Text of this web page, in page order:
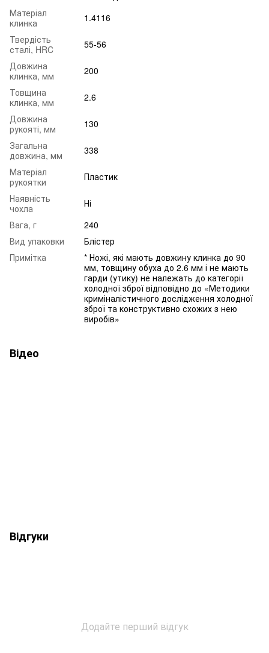
Матеріал
клинка
1.4116
Твердість
сталі, HRC
55-56
Довжина
клинка, мм
200
Товщина
клинка, мм
2.6
Довжина
рукояті, мм
130
Загальна
довжина, мм
338
Матеріал
рукоятки
Пластик
Наявність
чохла
Ні
Вага, г
240
Вид упаковки
Блістер
Примітка
* Ножі, які мають довжину клинка до 90
мм, товщину обуха до 2.6 мм і не мають
гарди (утику) не належать до категорії
холодної зброї відповідно до «Методики
криміналістичного дослідження холодної
зброї та конструктивно схожих з нею
виробів»
Відео
Відгуки
Додайте перший відгук